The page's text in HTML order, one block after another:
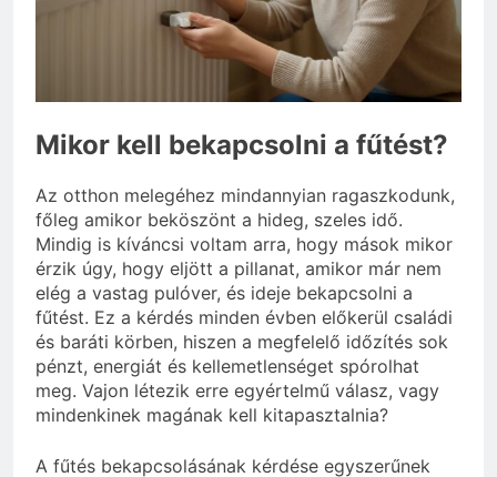
Mennyi a táppénz?
3 Nap Ezelőtt
Mikor kell bekapcsolni a fűtést?
Az otthon melegéhez mindannyian ragaszkodunk,
főleg amikor beköszönt a hideg, szeles idő.
Mindig is kíváncsi voltam arra, hogy mások mikor
érzik úgy, hogy eljött a pillanat, amikor már nem
elég a vastag pulóver, és ideje bekapcsolni a
fűtést. Ez a kérdés minden évben előkerül családi
és baráti körben, hiszen a megfelelő időzítés sok
pénzt, energiát és kellemetlenséget spórolhat
meg. Vajon létezik erre egyértelmű válasz, vagy
mindenkinek magának kell kitapasztalnia?
A fűtés bekapcsolásának kérdése egyszerűnek